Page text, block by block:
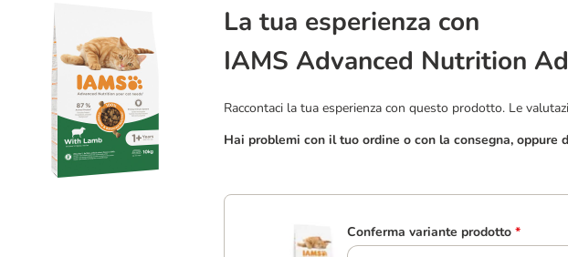
La tua esperienza con
IAMS Advanced Nutrition
Raccontaci la tua esperienza con questo prodotto. Le
Hai problemi con il tuo ordine o con la consegna,
Conferma variante prodotto *